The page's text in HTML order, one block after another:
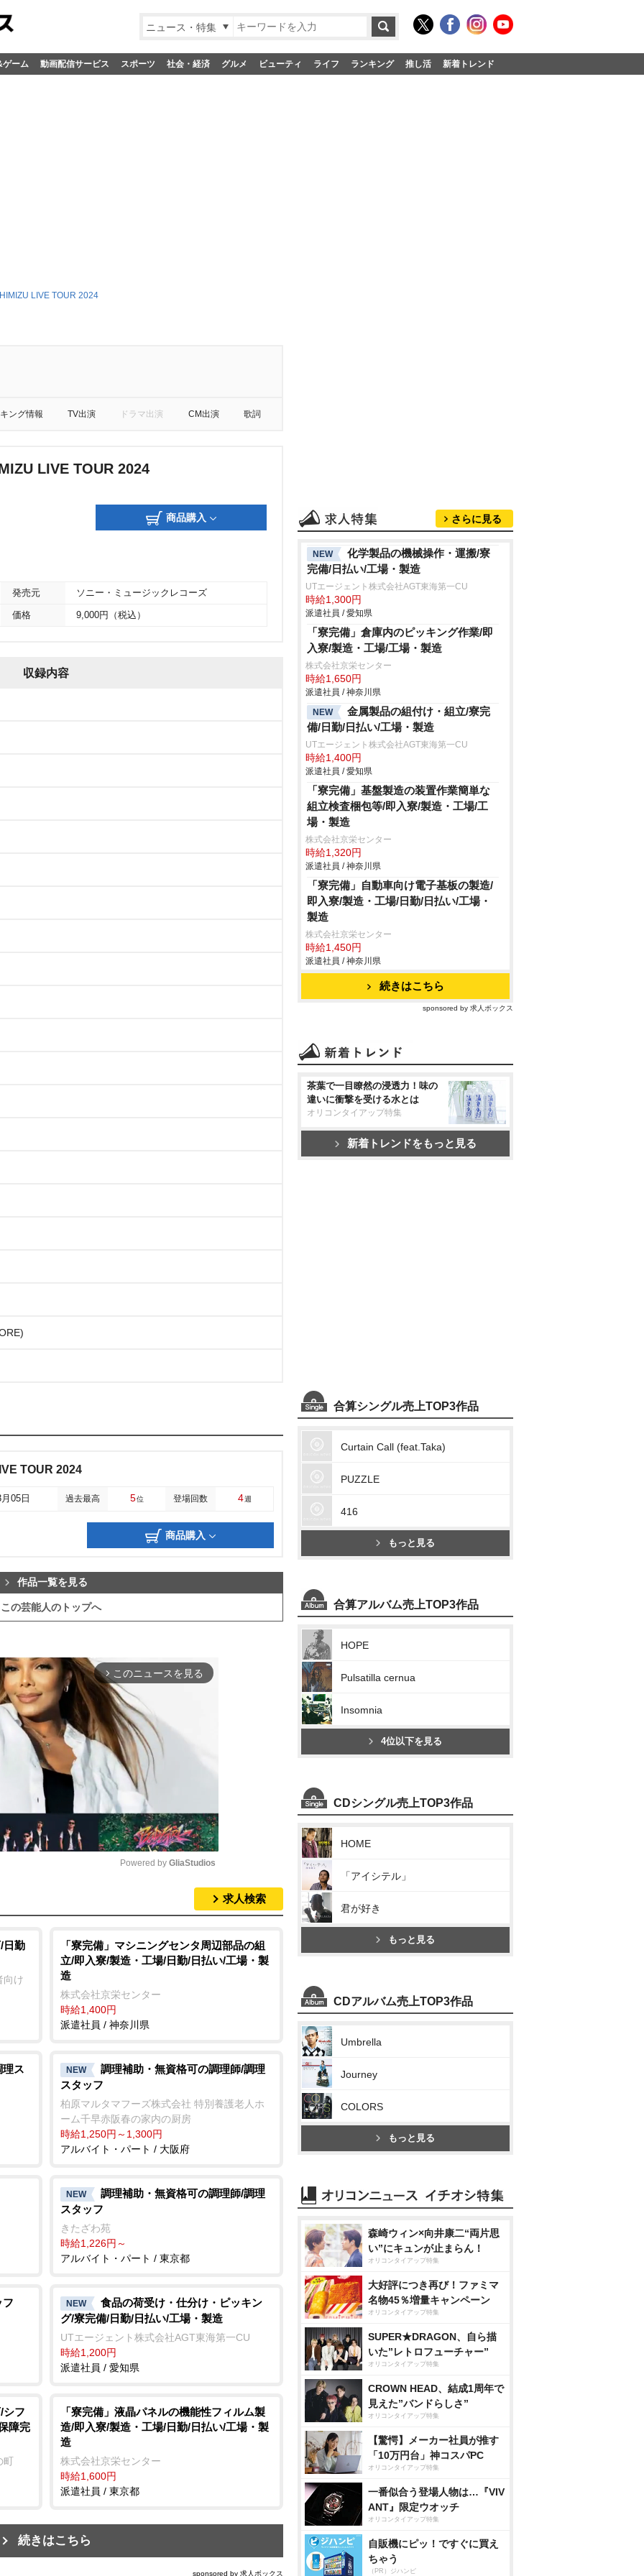
ニュース・特集
ゲーム 動画配信サービス スポーツ 社会・経済 グルメ ビューティ ライフ ランキング 推し活 新着トレンド
LIVE TOUR 2024
ング情報 TV出演 ドラマ出演 CM出演 歌詞
LIVE TOUR 2024
商品購入
発売元 ソニー・ミュージックレコーズ
価格 9,000円（税込）
収録内容
TOUR 2024
05日 過去最高 5位 登場回数 4週
商品購入
作品一覧を見る
この芸能人のトップへ
arrow_forward_ios このニュースを見る
t
e
Powered by GliaStudios
求人検索
日勤
向け
「寮完備」マシニングセンタ周辺部品の組
立/即入寮/製造・工場/日勤/日払い/工場・製
造
株式会社京栄センター
時給1,400円
派遣社員 / 神奈川県
理ス NEW
調理補助・無資格可の調理師/調理
スタッフ
柏原マルタマフーズ株式会社 特別養護老人ホ
ーム千早赤阪春の家内の厨房
時給1,250円～1,300円
アルバイト・パート / 大阪府
NEW
調理補助・無資格可の調理師/調理
スタッフ
きたざわ苑
時給1,226円～
アルバイト・パート / 東京都
フ NEW
食品の荷受け・仕分け・ピッキン
グ/寮完備/日勤/日払い/工場・製造
UTエージェント株式会社AGT東海第一CU
時給1,200円
派遣社員 / 愛知県
シフ
障完
町
「寮完備」液晶パネルの機能性フィルム製
造/即入寮/製造・工場/日勤/日払い/工場・製
造
株式会社京栄センター
時給1,600円
派遣社員 / 東京都
続きはこちら
sponsored by 求人ボックス
さらに見る
NEW
化学製品の機械操作・運搬/寮
完備/日払い/工場・製造
UTエージェント株式会社AGT東海第一CU
時給1,300円
派遣社員 / 愛知県
「寮完備」倉庫内のピッキング作業/即
入寮/製造・工場/工場・製造
株式会社京栄センター
時給1,650円
派遣社員 / 神奈川県
NEW
金属製品の組付け・組立/寮完
備/日勤/日払い/工場・製造
UTエージェント株式会社AGT東海第一CU
時給1,400円
派遣社員 / 愛知県
「寮完備」基盤製造の装置作業簡単な
組立検査梱包等/即入寮/製造・工場/工
場・製造
株式会社京栄センター
時給1,320円
派遣社員 / 神奈川県
「寮完備」自動車向け電子基板の製造/
即入寮/製造・工場/日勤/日払い/工場・
製造
株式会社京栄センター
時給1,450円
派遣社員 / 神奈川県
続きはこちら
sponsored by 求人ボックス
茶葉で一目瞭然の浸透力！味の
違いに衝撃を受ける水とは
オリコンタイアップ特集
新着トレンドをもっと見る
合算シングル売上TOP3作品
Curtain Call (feat.Taka)
PUZZLE
416
もっと見る
合算アルバム売上TOP3作品
HOPE
Pulsatilla cernua
Insomnia
4位以下を見る
CDシングル売上TOP3作品
HOME
「アイシテル」
君が好き
もっと見る
CDアルバム売上TOP3作品
Umbrella
Journey
COLORS
もっと見る
森崎ウィン×向井康二“両片思
い”にキュンが止まらん！
オリコンタイアップ特集
大好評につき再び！ファミマ
名物45％増量キャンペーン
オリコンタイアップ特集
SUPER★DRAGON、自ら描
いた”レトロフューチャー”
オリコンタイアップ特集
CROWN HEAD、結成1周年で
見えた”バンドらしさ”
オリコンタイアップ特集
【驚愕】メーカー社員が推す
「10万円台」神コスパPC
オリコンタイアップ特集
一番似合う登場人物は…『VIV
ANT』限定ウオッチ
オリコンタイアップ特集
自販機にピッ！ですぐに買え
ちゃう
（PR）ジハンピ